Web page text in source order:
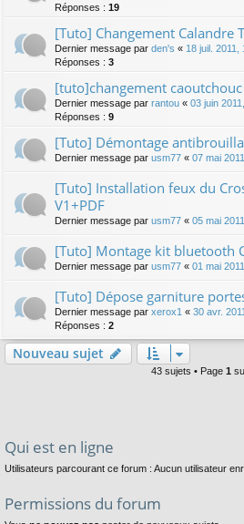
Réponses : 19
[Tuto] Changement Calandre
Dernier message par den's « 18 juil. 2011,
Réponses : 3
[tuto]changement
Dernier message par rantou « 03 juin
Réponses : 9
[Tuto] Démontage
Dernier message par usm77 « 07 mai
[Tuto] Installation feux du
V1+PDF
Dernier message par usm77 « 05 mai
[Tuto] Montage kit bluetooth
Dernier message par usm77 « 01 mai
[Tuto] Dépose garniture
Dernier message par xerox1 « 30 avr.
Réponses : 2
Nouveau sujet
43 sujets • Page 1
Qui est en ligne
Utilisateurs parcourant ce forum : Aucun utilisateur
Permissions du forum